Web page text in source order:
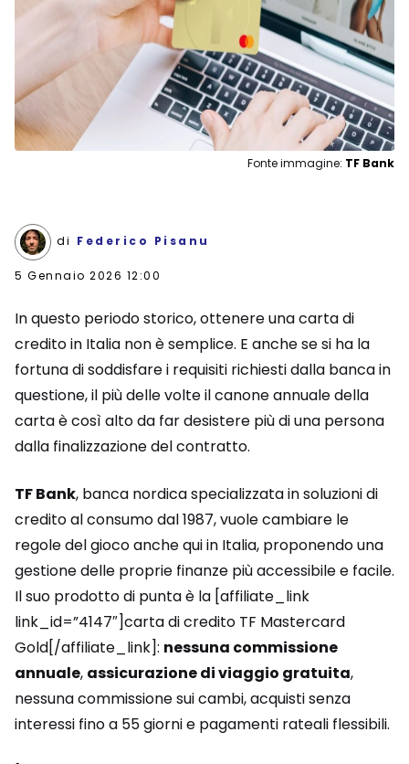
Fonte immagine: TF Bank
di Federico Pisanu
5 Gennaio 2026 12:00
In questo periodo storico, ottenere una carta di
credito in Italia non è semplice. E anche se si ha la
fortuna di soddisfare i requisiti richiesti dalla banca in
questione, il più delle volte il canone annuale della
carta è così alto da far desistere più di una persona
dalla finalizzazione del contratto.
TF Bank, banca nordica specializzata in soluzioni di
credito al consumo dal 1987, vuole cambiare le
regole del gioco anche qui in Italia, proponendo una
gestione delle proprie finanze più accessibile e facile.
Il suo prodotto di punta è la [affiliate_link
link_id=”4147″]carta di credito TF Mastercard
Gold[/affiliate_link]: nessuna commissione
annuale, assicurazione di viaggio gratuita,
nessuna commissione sui cambi, acquisti senza
interessi fino a 55 giorni e pagamenti rateali flessibili.